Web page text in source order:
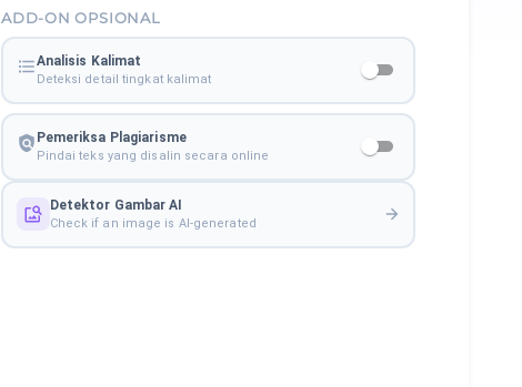
ADD-ON OPSIONAL
Analisis Kalimat
Deteksi detail tingkat kalimat
Pemeriksa Plagiarisme
Pindai teks yang disalin secara online
Detektor Gambar AI
Check if an image is AI-generated